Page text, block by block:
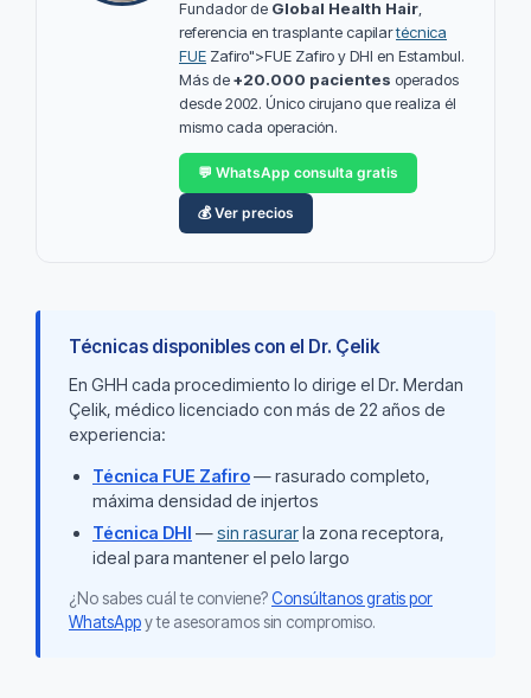
Fundador de Global Health Hair
referencia en trasplante capilartécnica
FUE Zafiro">FUE Zafiro y DHI en Estambul.
Más de+20.000 pacientes operados
desde 2002. Único cirujano que realiza él
mismo cada operación.
💬 WhatsApp consulta gratis
💰 Ver precios
Técnicas disponibles con el Dr. Çelik
En GHH cada procedimiento lo dirige el Dr. Merdan
Çelik, médico licenciado con más de 22 años de
experiencia:
Técnica FUE Zafiro— rasurado completo,
máxima densidad de injertos
Técnica DHI —sin rasurarla zona receptora,
ideal para mantener el pelo largo
¿No sabes cuál te conviene?Consúltanos gratis por
WhatsAppy te asesoramos sin compromiso.